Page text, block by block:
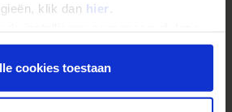
klik dan hier .
op elk gewenst moment voor de
cookies toestaan